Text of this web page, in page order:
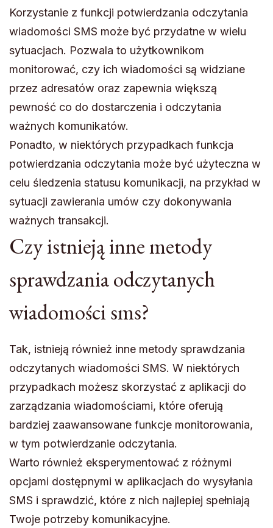
Korzystanie z funkcji potwierdzania odczytania
wiadomości SMS może być przydatne w wielu
sytuacjach. Pozwala to użytkownikom
monitorować, czy ich wiadomości są widziane
przez adresatów oraz zapewnia większą
pewność co do dostarczenia i odczytania
ważnych komunikatów.
Ponadto, w niektórych przypadkach funkcja
potwierdzania odczytania może być użyteczna w
celu śledzenia statusu komunikacji, na przykład w
sytuacji zawierania umów czy dokonywania
ważnych transakcji.
Czy istnieją inne metody
sprawdzania odczytanych
wiadomości sms?
Tak, istnieją również inne metody sprawdzania
odczytanych wiadomości SMS. W niektórych
przypadkach możesz skorzystać z aplikacji do
zarządzania wiadomościami, które oferują
bardziej zaawansowane funkcje monitorowania,
w tym potwierdzanie odczytania.
Warto również eksperymentować z różnymi
opcjami dostępnymi w aplikacjach do wysyłania
SMS i sprawdzić, które z nich najlepiej spełniają
Twoje potrzeby komunikacyjne.